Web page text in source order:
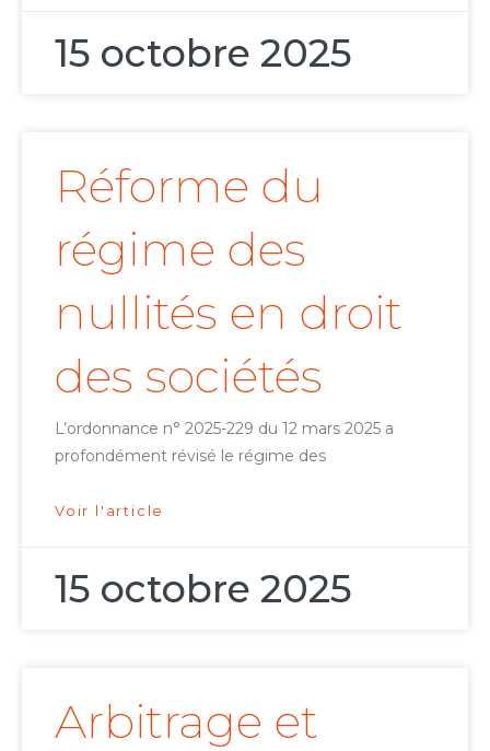
15 octobre 2025
Réforme du
régime des
nullités en droit
des sociétés
L’ordonnance n° 2025-229 du 12 mars 2025 a
profondément révisé le régime des
Voir l'article
15 octobre 2025
Arbitrage et